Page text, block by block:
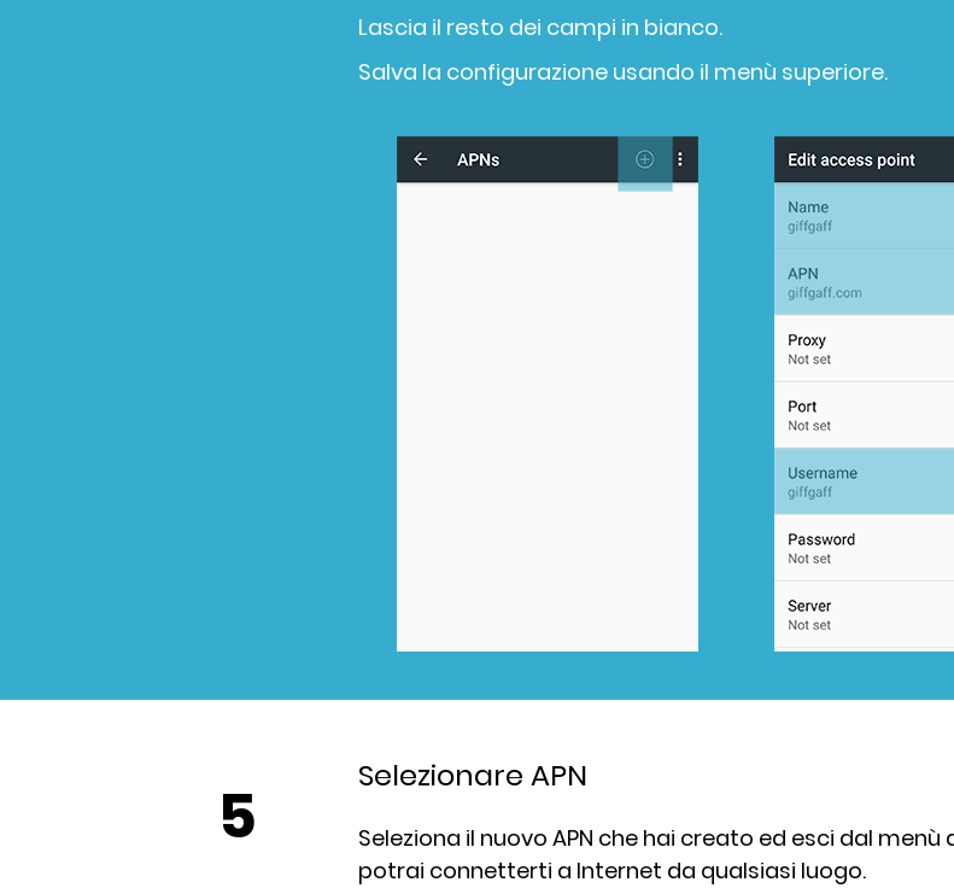
Lascia il resto dei campi in bianco.
Salva la configurazione usando il menù superiore.
5 Selezionare APN
Seleziona il nuovo APN che hai creato ed esci dal
potrai connetterti a Internet da qualsiasi luogo.